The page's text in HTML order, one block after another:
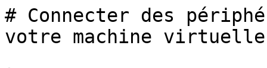
# Connecter des
votre machine virtuelle